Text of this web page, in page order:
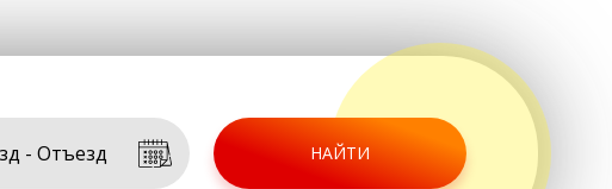
НАЙТИ